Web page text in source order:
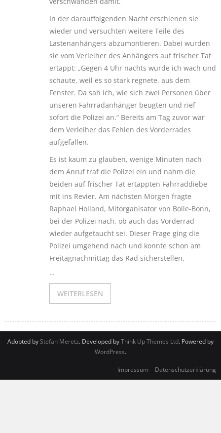
In der darauffolgenden Nacht erschienen sie
wieder und versuchten weitere Teile des
Lastenanhängers abzumontieren. Dabei wurden
sie vom Verleiher des Anhängers auf frischer Tat
ertappt: „Gegen 4 Uhr nachts wurde ich wach und
schaute, weil es so stark regnete, aus dem
Fenster. Da sah ich, wie sich zwei Personen über
unseren Fahrradanhänger beugten und rief
sofort die Polizei an.“ Bereits am Tag zuvor war
dem Verleiher das Fehlen des Vorderrades
aufgefallen.
Es ist kaum zu glauben, wenige Minuten nach
dem Anruf traf die Polizei ein und nahm die
beiden auf frischer Tat ertappten Fahrraddiebe
mit ins Revier. Am nächsten Morgen fragte
Raphael Holland, Mitorganisator von Bolle-Bonn,
bei der Polizei nach, ob auch das Vorderrad
wieder aufgetaucht sei. Dieser Frage ging die
Polizei umgehend nach und konnte schon am
Freitagnachmittag das Rad sicherstellen.
…
WEITERLESEN
Adopted byStefan Meretz. Developed byThink Up Themes Ltd. Powered by
WordPress.
Impressum Datenschutzerklärung